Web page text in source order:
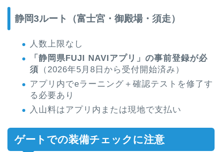
静岡3ルート（富士宮・御殿場・須走）
人数上限なし
「静岡県FUJI NAVIアプリ」の事前登録が必
須 （2026年5月8日から受付開始済み）
アプリ内でeラーニング＋確認テストを修了す
る必要あり
入山料はアプリ内または現地で支払い
ゲートでの装備チェックに注意